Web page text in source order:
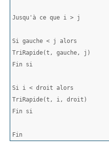
Jusqu'à ce que i > j
Si gauche < j alors
TriRapide(t, gauche, j)
Fin si
Si i < droit alors
TriRapide(t, i, droit)
Fin si
Fin